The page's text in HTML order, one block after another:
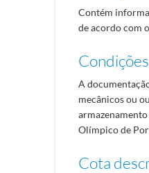
Contém
de acordo com
A
mecânicos ou
Olímpico de
Cota